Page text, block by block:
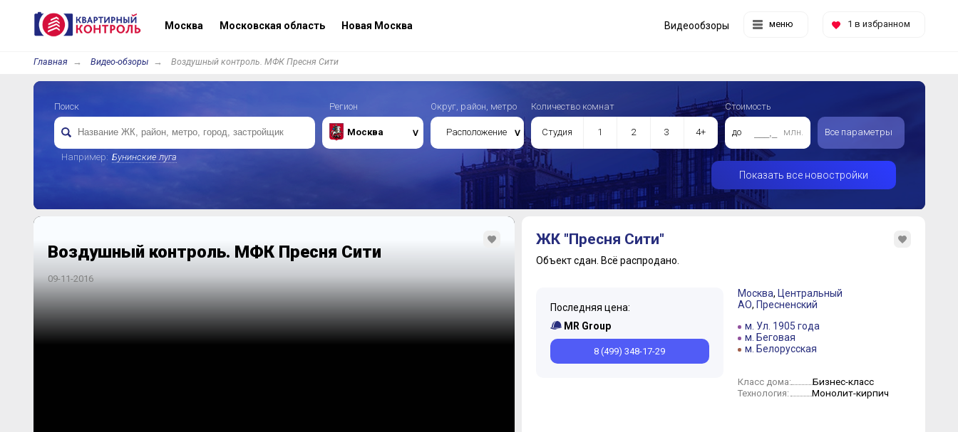
Москва Московская область Новая Москва меню 1 в избранном
Видеообзоры
Главная Видео-обзоры Воздушный контроль. МФК Пресня Сити
Поиск
Например: Бунинские луга
Регион
Москва
Округ, район, метро
Расположение
Количество комнат
Студия 1 2 3 4+
Стоимость
до млн. Все параметры
Показать все новостройки
Воздушный контроль. МФК Пресня Сити
09-11-2016
ЖК "Пресня Сити"
Объект сдан. Всё распродано.
Последняя цена:
MR Group
8 (499) 348-17-29
Москва, Центральный
АО, Пресненский
м. Ул. 1905 года
м. Беговая
м. Белорусская
Класс дома: Бизнес-класс
Технология: Монолит-кирпич